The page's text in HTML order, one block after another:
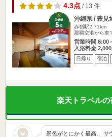
4.3点/ 13 件
沖縄県 / 豊見
赤嶺駅2.71km
那覇空港から車
営業時間 6:00
入浴料金 2,000
日帰り 宿泊
楽天トラベル
景色がとにかく最高。 サ